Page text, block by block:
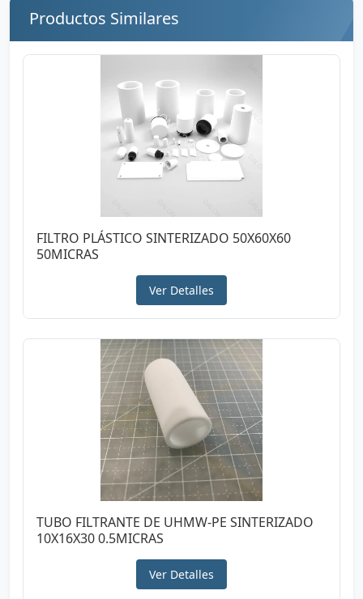
Productos Similares
FILTRO PLÁSTICO SINTERIZADO 50X60X60
50MICRAS
Ver Detalles
TUBO FILTRANTE DE UHMW-PE SINTERIZADO
10X16X30 0.5MICRAS
Ver Detalles